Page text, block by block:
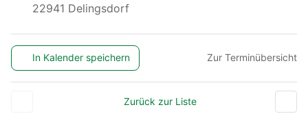
22941 Delingsdorf
In Kalender speichern Zur Terminübersicht
Zurück zur Liste